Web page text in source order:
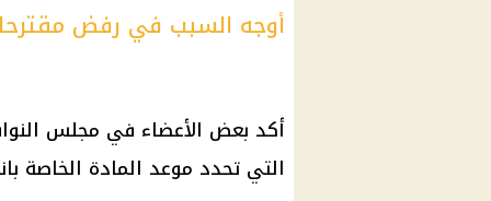
أوجه السبب في رفض
أكد بعض الأعضاء في مجلس
التي تحدد موعد المادة الخاصة